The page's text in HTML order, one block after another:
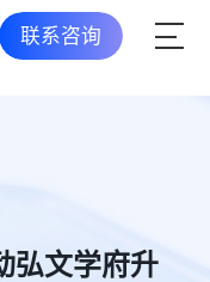
联系咨询
弘文学府升